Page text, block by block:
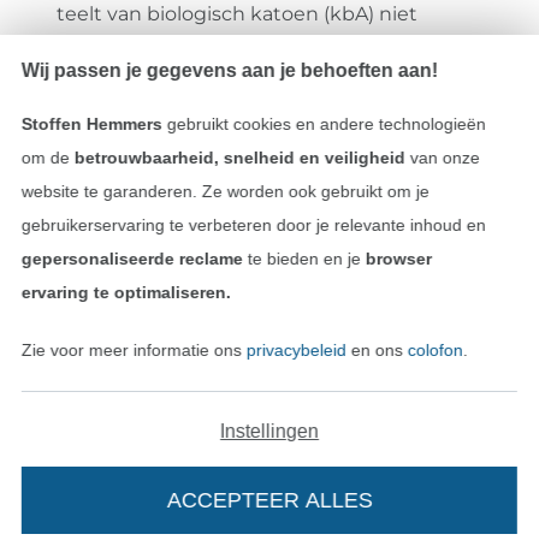
teelt van biologisch katoen (kbA) niet
kunstmest en pesticiden. Bij wol spreekt men
(kbT).
Textile Standard (GOTS) geeft uitsluitsel over
milieutechnische en maatschappelijke
verantwoordelijkheid. Textielproducten met
het GOTS label zijn geheel of grotendeels
voldoen aan de EKO-normen. Daarnaast
bestaan er duidelijke regelingen voor
bescherming van alle personen die betrokken
bijvoorbeeld, is uit den boze.
Wij passen je gegevens aan je behoeften aan!
Stoffen Hemmers gebruikt cookies en andere technologieën
om de betrouwbaarheid, snelheid en veiligheid van onze
website te garanderen. Ze worden ook gebruikt om je
gebruikerservaring te verbeteren door je relevante inhoud en
gepersonaliseerde reclamete bieden en je browser
ervaring te optimaliseren.
Zie voor meer informatie ons privacybeleid en ons colofon
Instellingen
ACCEPTEER ALLES